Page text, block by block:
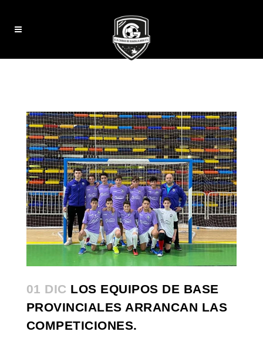
01 DIC LOS EQUIPOS DE BASE
PROVINCIALES ARRANCAN LAS
COMPETICIONES.